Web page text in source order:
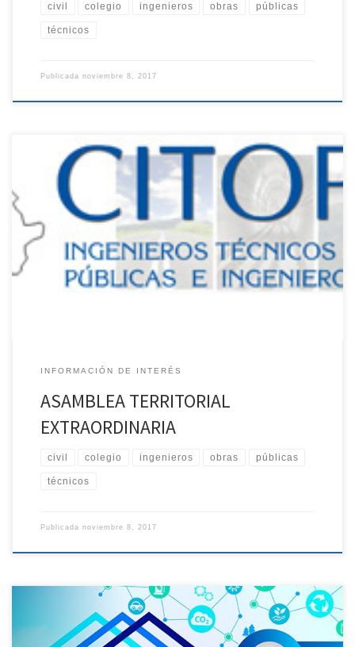
civil colegio ingenieros obras públicas
técnicos
Publicada noviembre 8, 2017
CONVOCATORIA ASAMBLEA TERRITORIAL EXTRAORDINARIA DEL
COLEGIO DE INGENIEROS TÉCNICOS DE OBRAS PUBLICAS E
INGENIEROS CIVILES DE EXTREMADURA. Estimad@s compañer@s:
Para dar cumplimiento a lo establecido en los vigentes Estatutos
del Colegio de Ingenieros Técnicos de Obras Públicas e Ingenieros
Civiles, te convoco a la Asamblea General Extraordinaria del
Colegio de Ingenieros […]
INFORMACIÓN DE INTERÉS
ASAMBLEA TERRITORIAL
EXTRAORDINARIA
civil colegio ingenieros obras públicas
técnicos
Publicada noviembre 8, 2017
La Institución Ferial de Extremadura – FEVAL durante unos días se